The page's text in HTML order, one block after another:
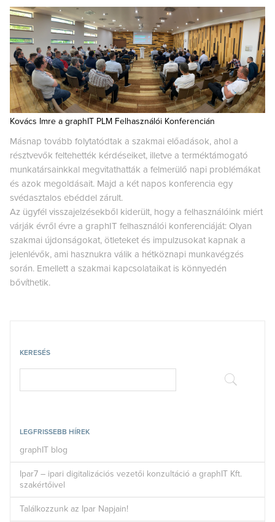
KERESÉS
LEGFRISSEBB HÍREK
graphIT blog
Ipar7 – ipari digitalizációs vezetői konzultáció a graphIT Kft.
szakértőivel
Találkozzunk az Ipar Napjain!
Kovács Imre a graphIT PLM Felhasználói Konferencián
Másnap tovább folytatódtak a szakmai előadások, ahol a
résztvevők feltehették kérdéseiket, illetve a terméktámogató
munkatársainkkal megvitathatták a felmerülő napi problémákat
és azok megoldásait. Majd a két napos konferencia egy
svédasztalos ebéddel zárult.
Az ügyfél visszajelzésekből kiderült, hogy a felhasználóink miért
várják évről évre a graphIT felhasználói konferenciáját: Olyan
szakmai újdonságokat, ötleteket és impulzusokat kapnak a
jelenlévők, ami hasznukra válik a hétköznapi munkavégzés
során. Emellett a szakmai kapcsolataikat is könnyedén
bővíthetik.